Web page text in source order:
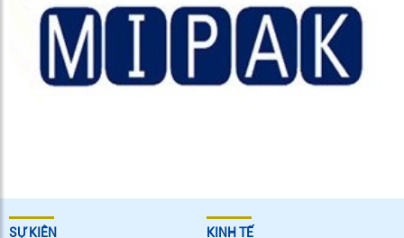
SỰ KIÊN KINH TẾ